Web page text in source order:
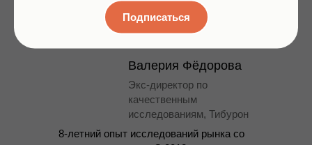
Валерия Фёдорова
Экс-директор по
качественным
исследованиям, Тибурон
8-летний опыт исследований рынка со
компаний в России.Подписаться